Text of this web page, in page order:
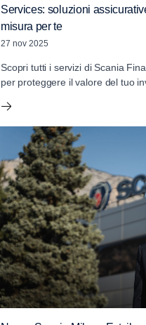
Services: soluzioni
misura per te
27 nov 2025
Scopri tutti i servizi di Scania
per proteggere il valore del tuo